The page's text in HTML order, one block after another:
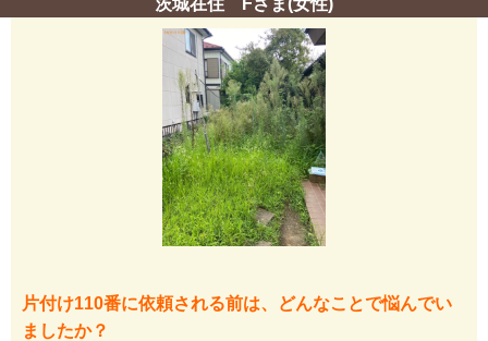
片付け110番に依頼される前は、どんなことで悩んでい
ましたか？